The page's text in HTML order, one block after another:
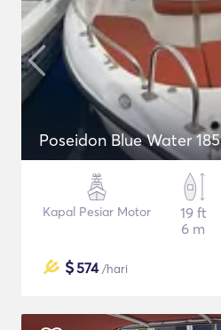
Poseidon Blue Water 185
Kapal Pesiar Motor
19 ft
6 m
$574/hari